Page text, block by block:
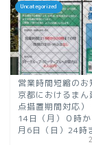
Uncategorized
営業時間短縮の
京都におけるまん
点措置期間対応）
14日（月）０時
月6日（日）24時